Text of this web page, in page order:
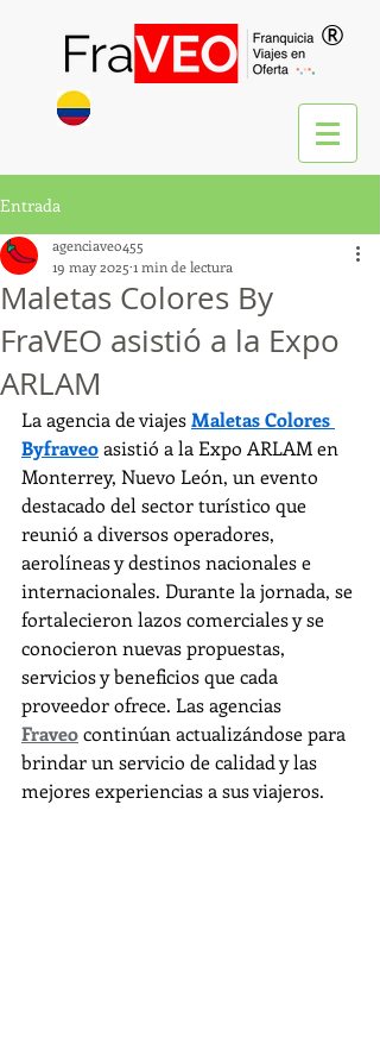
®
Entrada
Maletas Colores By
FraVEO asistió a la Expo
ARLAM
agenciaveo455
19 may 2025 1 min de lectura
La agencia de viajes Maletas Colores
Byfraveo asistió a la Expo ARLAM en
Monterrey, Nuevo León, un evento
destacado del sector turístico que
reunió a diversos operadores,
aerolíneas y destinos nacionales e
internacionales. Durante la jornada, se
fortalecieron lazos comerciales y se
conocieron nuevas propuestas,
servicios y beneficios que cada
proveedor ofrece. Las agencias
Fraveo continúan actualizándose para
brindar un servicio de calidad y las
mejores experiencias a sus viajeros.